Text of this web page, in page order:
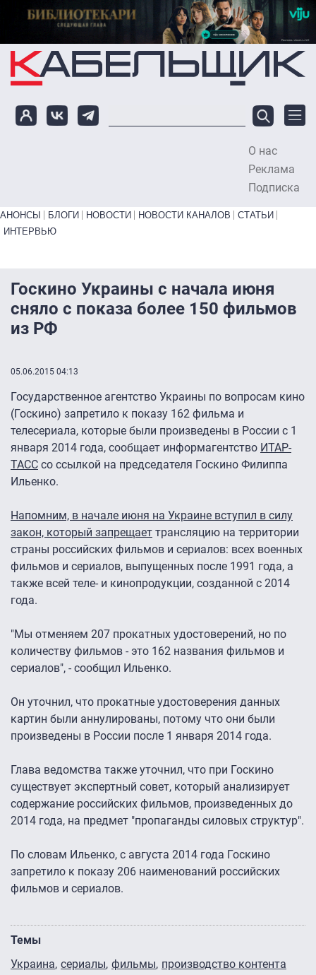
Перейти к основному содержанию
О нас
Реклама
Подписка
Primary links bottom
АНОНСЫ БЛОГИ НОВОСТИ НОВОСТИ КАНАЛОВ
СТАТЬИ
ИНТЕРВЬЮ
Госкино Украины с начала июня
сняло с показа более 150 фильмов
из РФ
05.06.2015 04:13
Государственное агентство Украины по вопросам кино
(Госкино) запретило к показу 162 фильма и
телесериала, которые были произведены в России с 1
января 2014 года, сообщает информагентство ИТАР-
ТАСС со ссылкой на председателя Госкино Филиппа
Ильенко.
Напомним, в начале июня на Украине вступил в силу
закон, который запрещает трансляцию на территории
страны российских фильмов и сериалов: всех военных
фильмов и сериалов, выпущенных после 1991 года, а
также всей теле- и кинопродукции, созданной с 2014
года.
"Мы отменяем 207 прокатных удостоверений, но по
количеству фильмов - это 162 названия фильмов и
сериалов", - сообщил Ильенко.
Он уточнил, что прокатные удостоверения данных
картин были аннулированы, потому что они были
произведены в России после 1 января 2014 года.
Глава ведомства также уточнил, что при Госкино
существует экспертный совет, который анализирует
содержание российских фильмов, произведенных до
2014 года, на предмет "пропаганды силовых структур".
По словам Ильенко, с августа 2014 года Госкино
запретило к показу 206 наименований российских
фильмов и сериалов.
Темы
Украина сериалы фильмы производство контента